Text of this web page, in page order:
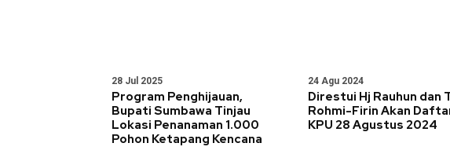
28 Jul 2025
Program Penghijauan,
Bupati Sumbawa Tinjau
Lokasi Penanaman 1.000
Pohon Ketapang Kencana
24 Agu 2024
Direstui Hj Rauhun dan
Rohmi-Firin Akan
KPU 28 Agustus 2024